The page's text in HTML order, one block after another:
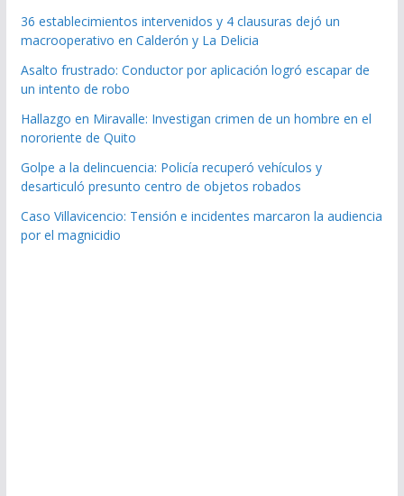
36 establecimientos intervenidos y 4 clausuras dejó un
macrooperativo en Calderón y La Delicia
Asalto frustrado: Conductor por aplicación logró escapar de
un intento de robo
Hallazgo en Miravalle: Investigan crimen de un hombre en el
nororiente de Quito
Golpe a la delincuencia: Policía recuperó vehículos y
desarticuló presunto centro de objetos robados
Caso Villavicencio: Tensión e incidentes marcaron la audiencia
por el magnicidio